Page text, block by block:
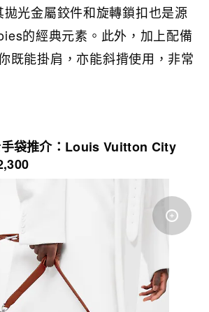
光金屬鉸件和旋轉鎖扣也是源
的經典元素。此外，加上配備
既能掛肩，亦能斜揹使用，非常
袋推介：Louis Vuitton City